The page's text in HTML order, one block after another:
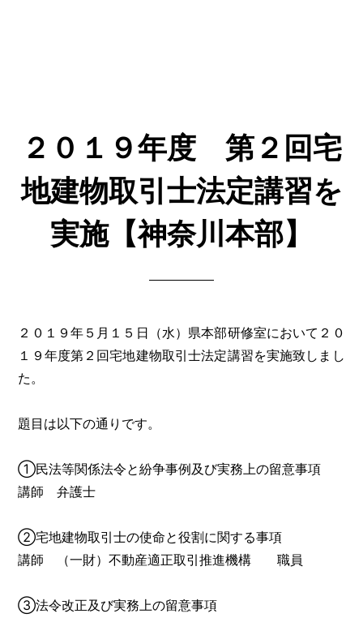
２０１９年度 第２回宅
地建物取引士法定講習を
実施【神奈川本部】
２０１９年５月１５日（水）県本部研修室において２０
１９年度第２回宅地建物取引士法定講習を実施致しまし
た。
題目は以下の通りです。
①民法等関係法令と紛争事例及び実務上の留意事項
講師 弁護士
②宅地建物取引士の使命と役割に関する事項
講師 （一財）不動産適正取引推進機構 職員
③法令改正及び実務上の留意事項